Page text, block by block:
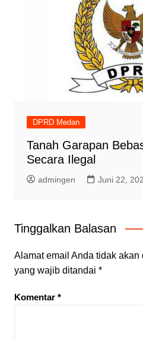
DPRD Medan
Tanah Garapan
Secara Ilegal
admingen Juni 22,
Tinggalkan Balasan
Alamat email Anda tidak akan
yang wajib ditandai *
Komentar *